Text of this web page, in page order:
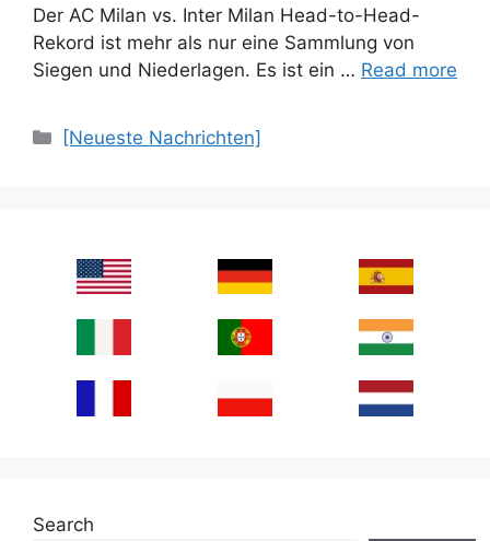
Der AC Milan vs. Inter Milan Head-to-Head-
Rekord ist mehr als nur eine Sammlung von
Siegen und Niederlagen. Es ist ein … Read more
Categories
[Neueste Nachrichten]
Search